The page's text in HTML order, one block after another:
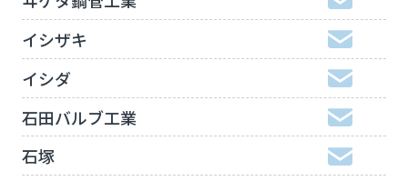
イシザキ
イシダ
石田バルブ工業
石塚